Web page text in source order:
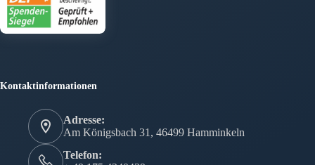
Kontaktinformationen
Adresse:
Am Königsbach 31, 46499 Hamminkeln
Telefon: